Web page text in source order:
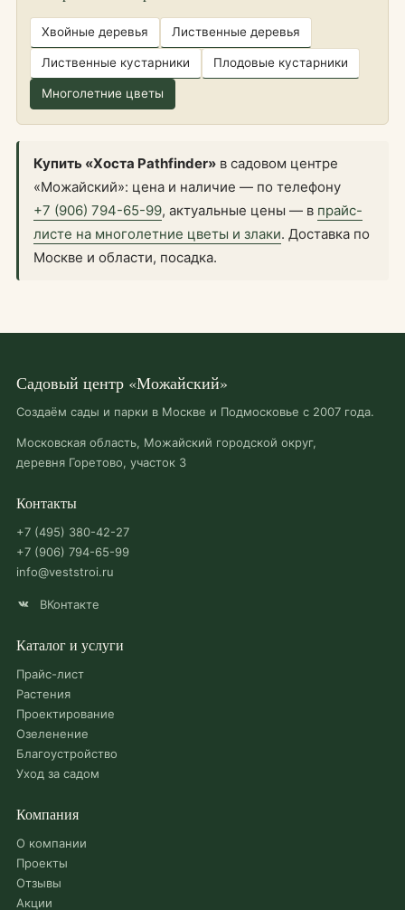
Хвойные деревья Лиственные деревья
Лиственные кустарники Плодовые кустарники
Многолетние цветы
Купить «Хоста Pathfinder» в садовом центре
«Можайский»: цена и наличие — по телефону
+7 (906) 794-65-99, актуальные цены — в прайс-
листе на многолетние цветы и злаки. Доставка по
Москве и области, посадка.
Садовый центр «Можайский»
Создаём сады и парки в Москве и Подмосковье с 2007 года.
Московская область, Можайский городской округ,
деревня Горетово, участок 3
Контакты
+7 (495) 380-42-27
+7 (906) 794-65-99
info@veststroi.ru
ВКонтакте
Каталог и услуги
Прайс-лист
Растения
Проектирование
Озеленение
Благоустройство
Уход за садом
Компания
О компании
Проекты
Отзывы
Акции